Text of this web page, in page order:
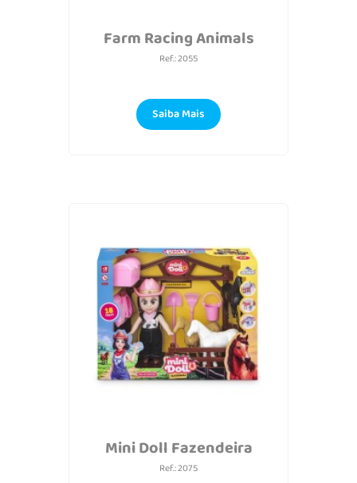
Farm Racing Animals
Ref.: 2055
Saiba Mais
Mini Doll Fazendeira
Ref.: 2075